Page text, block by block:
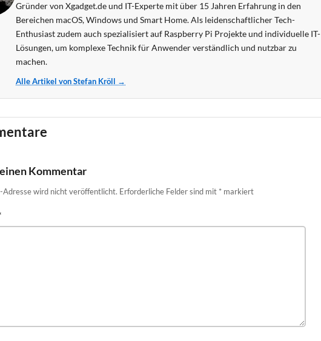
Gründer von Xgadget.de und IT-Experte mit über 15 Jahren Erfahrung in den
Bereichen macOS, Windows und Smart Home. Als leidenschaftlicher Tech-
Enthusiast zudem auch spezialisiert auf Raspberry Pi Projekte und individuelle IT-
Lösungen, um komplexe Technik für Anwender verständlich und nutzbar zu
machen.
Alle Artikel von Stefan Kröll →
Kommentar
Adresse wird nicht veröffentlicht. Erforderliche Felder sind mit * markiert